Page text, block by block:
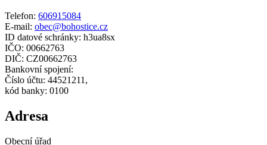
Telefon: 606915084
E-mail: obec@bohostice.cz
ID datové schránky: h3ua8sx
IČO: 00662763
DIČ: CZ00662763
Bankovní spojení:
Číslo účtu: 44521211,
kód banky: 0100
Adresa
Obecní úřad